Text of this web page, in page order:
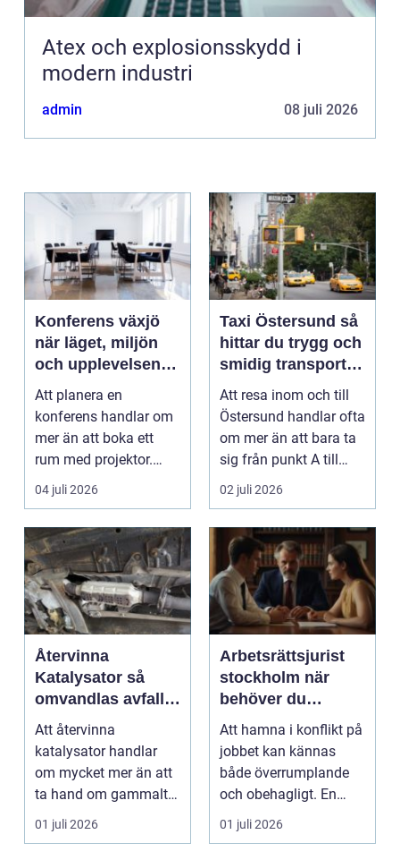
Atex och explosionsskydd i
modern industri
admin 08 juli 2026
Konferens växjö
när läget, miljön
och upplevelsen
gör skillnad
Att planera en
konferens handlar om
mer än att boka ett
rum med projektor.
Företag letar efter
plats...
04 juli 2026
Taxi Östersund så
hittar du trygg och
smidig transport
året runt
Att resa inom och till
Östersund handlar ofta
om mer än att bara ta
sig från punkt A till
punkt B. M...
02 juli 2026
Återvinna
Katalysator så
omvandlas avfall
till värdefulla
resurser
Att återvinna
katalysator handlar
om mycket mer än att
ta hand om gammalt
skrot. I varje
katalysator...
01 juli 2026
Arbetsrättsjurist
stockholm när
behöver du
professionell hjälp
i arbetslivet?
Att hamna i konflikt på
jobbet kan kännas
både överrumplande
och obehagligt. En
anställning påverkar...
01 juli 2026